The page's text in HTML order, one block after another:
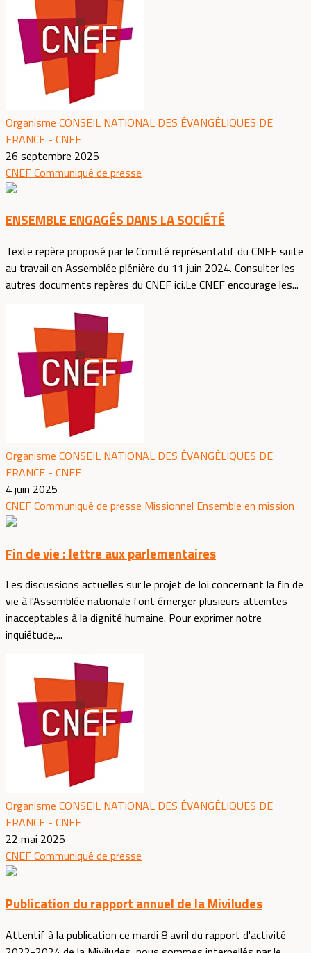
Organisme CONSEIL NATIONAL DES ÉVANGÉLIQUES DE
FRANCE - CNEF
26 septembre 2025
CNEFCommuniqué de presse
ENSEMBLE ENGAGÉS DANS LA SOCIÉTÉ
Texte repère proposé par le Comité représentatif du CNEF suite
au travail en Assemblée plénière du 11 juin 2024. Consulter les
autres documents repères du CNEF ici.Le CNEF encourage les...
Organisme CONSEIL NATIONAL DES ÉVANGÉLIQUES DE
FRANCE - CNEF
4 juin 2025
CNEFCommuniqué de presse Missionnel Ensemble en mission
Fin de vie : lettre aux parlementaires
Les discussions actuelles sur le projet de loi concernant la fin de
vie à l'Assemblée nationale font émerger plusieurs atteintes
inacceptables à la dignité humaine. Pour exprimer notre
inquiétude,...
Organisme CONSEIL NATIONAL DES ÉVANGÉLIQUES DE
FRANCE - CNEF
22 mai 2025
CNEFCommuniqué de presse
Publication du rapport annuel de la Miviludes
Attentif à la publication ce mardi 8 avril du rapport d'activité